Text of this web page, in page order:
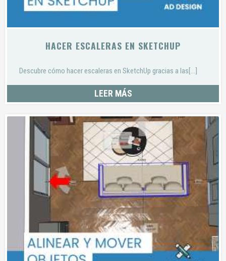
HACER ESCALERAS EN SKETCHUP
Descubre cómo hacer escaleras en SketchUp gracias a las[...]
LEER MÁS